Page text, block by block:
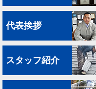
代表挨拶
スタッフ紹介